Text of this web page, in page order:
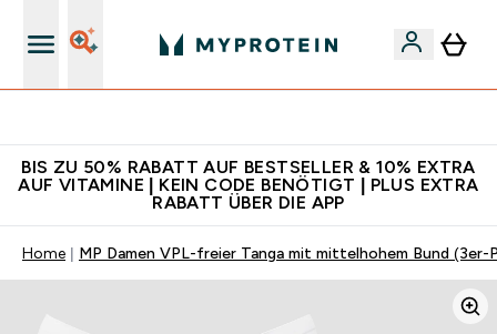
BIS ZU 50% RABATT AUF BESTSELLER & 10% EXTRA
AUF VITAMINE | KEIN CODE BENÖTIGT | PLUS EXTRA
RABATT ÜBER DIE APP
Home MP Damen VPL-freier Tanga mit mittelhohem Bund (3er-